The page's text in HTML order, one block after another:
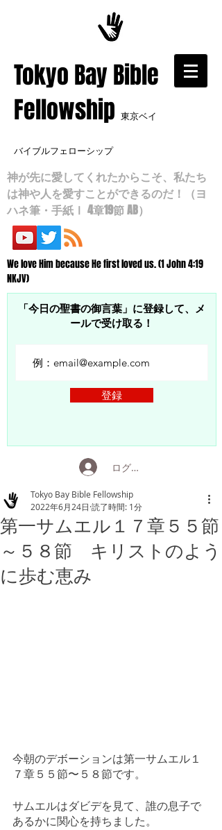
​Tokyo Bay Bible
Fellowship 東京ベイ
バイブルフェローシップ
神が先に愛してくれたからこそ、私たち
は神や人を愛すことができるのだ！（ヨ
ハネ筆・手紙Ⅰ 4章19節 AB）
We love Him because He first loved us. (1 John 4:19
NKJV)
「今日の聖書の御言葉」に登録して、メ
ールで受け取る！
登録
ログイン
第一サムエル１７章５５節
～５８節 キリストのよう
に歩む恵み
Tokyo Bay Bible Fellowship
2022年6月24日 読了時間: 1分
今朝のデボーションは第一サムエル１
７章５５節〜５８節です。
サムエルはダビデを見て、誰の息子で
あるかに関心を持ちました。